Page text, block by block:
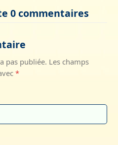
0 commentaires
pas publiée. Les champs
*